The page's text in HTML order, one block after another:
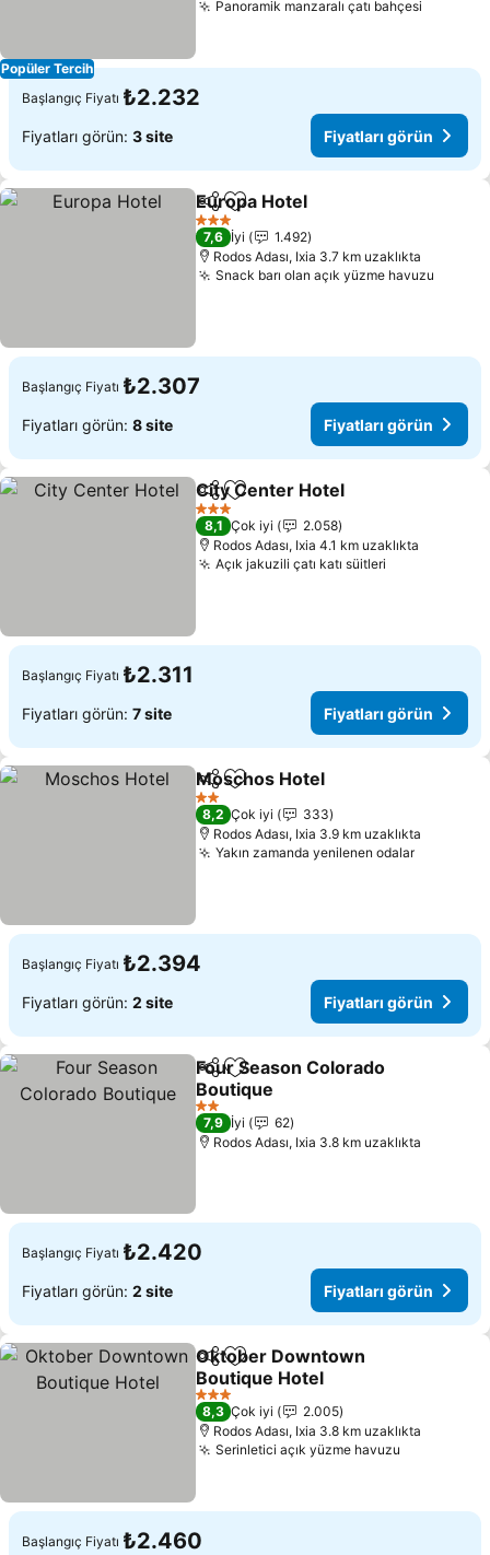
Popüler Tercih
Panoramik manzaralı çatı bahçesi
Başlangıç Fiyatı ₺2.232
Fiyatları görün: 3 site Fiyatları görün
PaylaşFavorilerime ekle
Europa Hotel
3 Yıldız
7,6 İyi
1.492
Rodos Adası, Ixia 3.7 km uzaklıkta
Snack barı olan açık yüzme havuzu
Başlangıç Fiyatı ₺2.307
Fiyatları görün: 8 site Fiyatları görün
PaylaşFavorilerime ekle
City Center Hotel
3 Yıldız
8,1 Çok iyi
2.058
Rodos Adası, Ixia 4.1 km uzaklıkta
Açık jakuzili çatı katı süitleri
Başlangıç Fiyatı ₺2.311
Fiyatları görün: 7 site Fiyatları görün
PaylaşFavorilerime ekle
Moschos Hotel
2 Yıldız
8,2 Çok iyi
333
Rodos Adası, Ixia 3.9 km uzaklıkta
Yakın zamanda yenilenen odalarFiyatları
Başlangıç Fiyatı ₺2.394
Fiyatları görün: 2 site Fiyatları görün
PaylaşFavorilerime ekle
Four Season Colorado
Boutique
Fiyatları görün
2 Yıldız
7,9 İyi
62
Rodos Adası, Ixia 3.8 km uzaklıkta
Başlangıç Fiyatı ₺2.420
Fiyatları görün: 2 site Fiyatları görün
PaylaşFavorilerime ekle
Oktober Downtown
Boutique Hotel
Fiyatları görün
3 Yıldız
8,3 Çok iyi
2.005
Rodos Adası, Ixia 3.8 km uzaklıkta
Serinletici açık yüzme havuzu
Başlangıç Fiyatı ₺2.460